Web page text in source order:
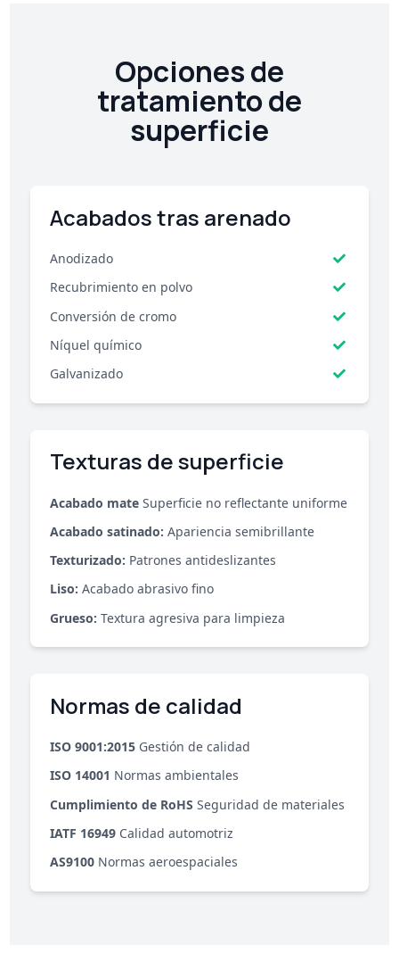
Opciones de
tratamiento de
superficie
Acabados tras arenado
Anodizado
Recubrimiento en polvo
Conversión de cromo
Níquel químico
Galvanizado
Texturas de superficie
Acabado mate Superficie no reflectante uniforme
Acabado satinado: Apariencia semibrillante
Texturizado: Patrones antideslizantes
Liso: Acabado abrasivo fino
Grueso: Textura agresiva para limpieza
Normas de calidad
ISO 9001:2015 Gestión de calidad
ISO 14001 Normas ambientales
Cumplimiento de RoHS Seguridad de materiales
IATF 16949 Calidad automotriz
AS9100 Normas aeroespaciales